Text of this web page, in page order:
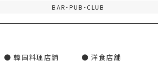
BAR・PUB・CLUB
韓国料理店舗 洋食店舗